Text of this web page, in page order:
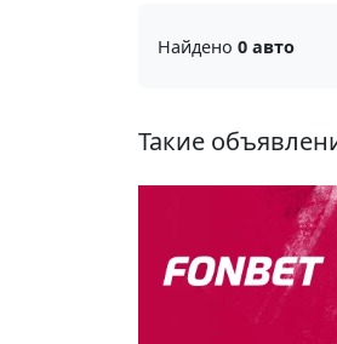
Найдено 0 авто
Такие